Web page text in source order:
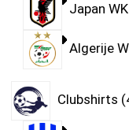
Japan
Algerije
Clubshirts